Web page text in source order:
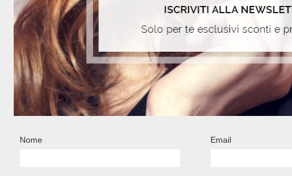
IO DONNA
Nome Email